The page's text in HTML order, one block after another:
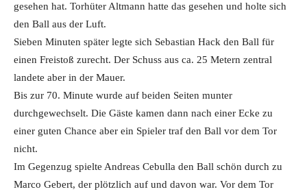
gesehen hat. Torhüter Altmann hatte das gesehen und holte sich
den Ball aus der Luft.
Sieben Minuten später legte sich Sebastian Hack den Ball für
einen Freistoß zurecht. Der Schuss aus ca. 25 Metern zentral
landete aber in der Mauer.
Bis zur 70. Minute wurde auf beiden Seiten munter
durchgewechselt. Die Gäste kamen dann nach einer Ecke zu
einer guten Chance aber ein Spieler traf den Ball vor dem Tor
nicht.
Im Gegenzug spielte Andreas Cebulla den Ball schön durch zu
Marco Gebert, der plötzlich auf und davon war. Vor dem Tor